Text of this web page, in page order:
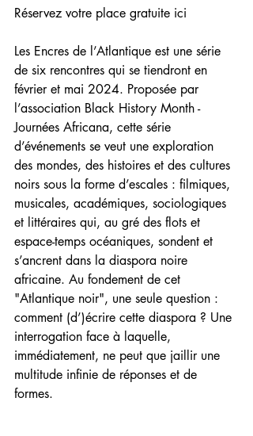
Réservez votre place gratuite ici
Les Encres de l’Atlantique est une série
de six rencontres qui se tiendront en
février et mai 2024. Proposée par
l’association Black History Month -
Journées Africana, cette série
d’événements se veut une exploration
des mondes, des histoires et des cultures
noirs sous la forme d’escales : filmiques,
musicales, académiques, sociologiques
et littéraires qui, au gré des flots et
espace-temps océaniques, sondent et
s’ancrent dans la diaspora noire
africaine. Au fondement de cet
"Atlantique noir", une seule question :
comment (d’)écrire cette diaspora ? Une
interrogation face à laquelle,
immédiatement, ne peut que jaillir une
multitude infinie de réponses et de
formes.